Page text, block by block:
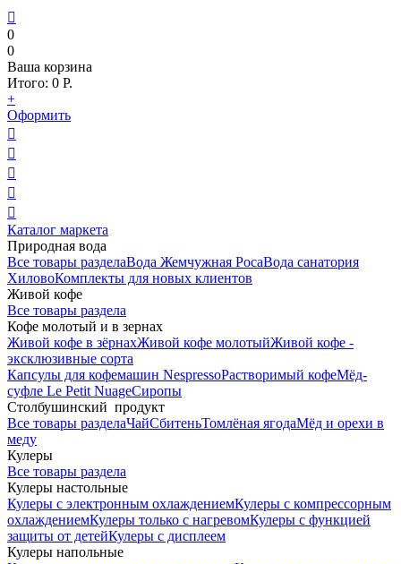

0
0
Ваша корзина
Итого: 0 Р.
+
Оформить





Каталог маркета
Природная вода
Все товары разделаВода Жемчужная РосаВода санатория
ХиловоКомплекты для новых клиентов
Живой кофе
Все товары раздела
Кофе молотый и в зернах
Живой кофе в зёрнахЖивой кофе молотыйЖивой кофе -
эксклюзивные сорта
Капсулы для кофемашин NespressoРастворимый кофеМёд-
суфле Le Petit NuageСиропы
Столбушинский продукт
Все товары разделаЧайСбитеньТомлёная ягодаМёд и орехи в
меду
Кулеры
Все товары раздела
Кулеры настольные
Кулеры с электронным охлаждениемКулеры с компрессорным
охлаждениемКулеры только с нагревомКулеры с функцией
защиты от детейКулеры с дисплеем
Кулеры напольные